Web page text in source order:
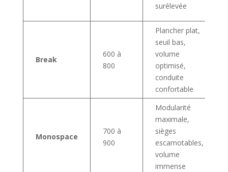
surélevée
Break
600 à
800
Plancher plat,
seuil bas,
volume
optimisé,
conduite
confortable
Monospace
700 à
900
Modularité
maximale,
sièges
escamotables,
volume
immense